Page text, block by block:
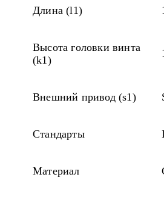
Длина (l1)
Высота головки винта
(k1)
Внешний привод (s1)
Стандарты
Материал